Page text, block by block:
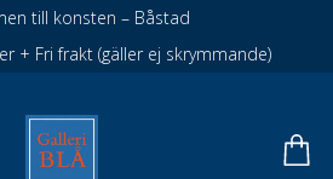
till konsten – Båstad
+ Fri frakt (gäller ej skrymmande)